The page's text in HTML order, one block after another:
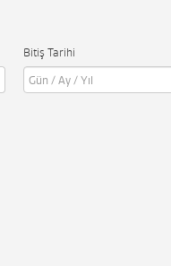
Bitiş Tarihi